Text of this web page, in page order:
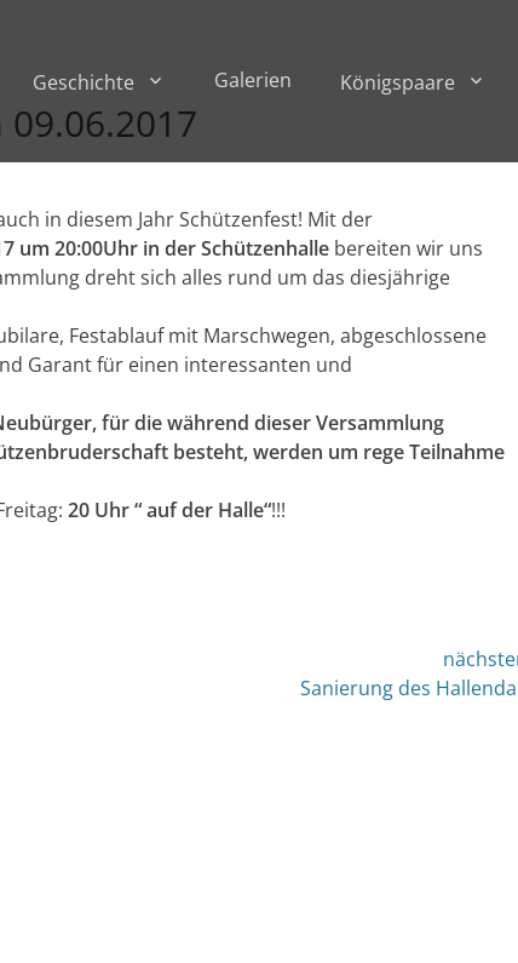
Geschichte Galerien Königspaare
in diesem Jahr Schützenfest! Mit der
um 20:00Uhr in der Schützenhalle bereiten wir uns
dreht sich alles rund um das diesjährige
Festablauf mit Marschwegen, abgeschlossene
Garant für einen interessanten und
für die während dieser Versammlung
besteht, werden um rege Teilnahme
20 Uhr “ auf der Halle“!!!
Sanierung des